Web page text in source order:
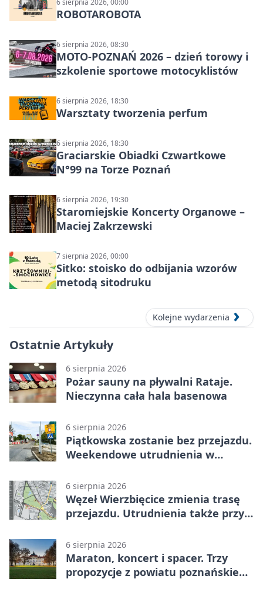
6 sierpnia 2026, 00:00
ROBOTAROBOTA
6 sierpnia 2026, 08:30
MOTO-POZNAŃ 2026 – dzień torowy i
szkolenie sportowe motocyklistów
6 sierpnia 2026, 18:30
Warsztaty tworzenia perfum
6 sierpnia 2026, 18:30
Graciarskie Obiadki Czwartkowe
N°99 na Torze Poznań
6 sierpnia 2026, 19:30
Staromiejskie Koncerty Organowe –
Maciej Zakrzewski
7 sierpnia 2026, 00:00
Sitko: stoisko do odbijania wzorów
metodą sitodruku
Kolejne wydarzenia
Ostatnie Artykuły
6 sierpnia 2026
Pożar sauny na pływalni Rataje.
Nieczynna cała hala basenowa
6 sierpnia 2026
Piątkowska zostanie bez przejazdu.
Weekendowe utrudnienia w
6 sierpnia 2026
Węzeł Wierzbięcice zmienia trasę
przejazdu. Utrudnienia także przy
6 sierpnia 2026
Maraton, koncert i spacer. Trzy
propozycje z powiatu poznańskiego